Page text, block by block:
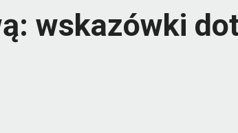
wskazówki